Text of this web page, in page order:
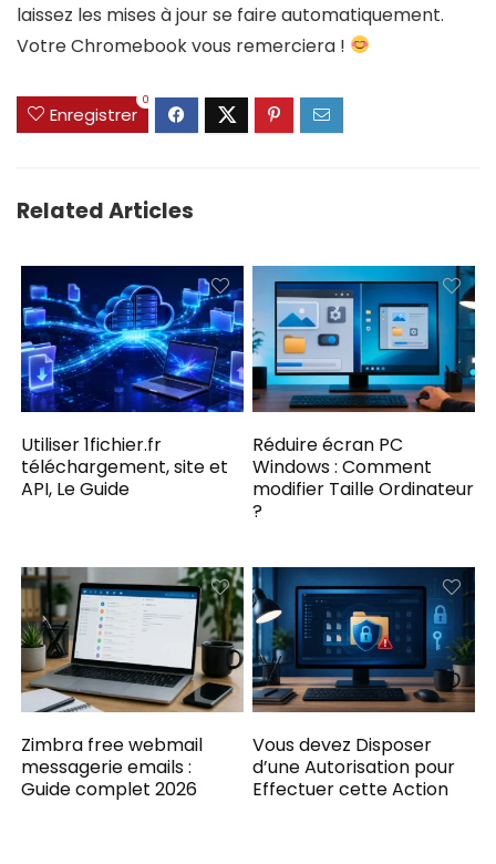
laissez les mises à jour se faire automatiquement.
Votre Chromebook vous remerciera !
Enregistrer
0
Related Articles
Utiliser 1fichier.fr
téléchargement, site et
API, Le Guide
Réduire écran PC
Windows : Comment
modifier Taille Ordinateur
?
Zimbra free webmail
messagerie emails :
Guide complet 2026
Vous devez Disposer
d’une Autorisation pour
Effectuer cette Action​